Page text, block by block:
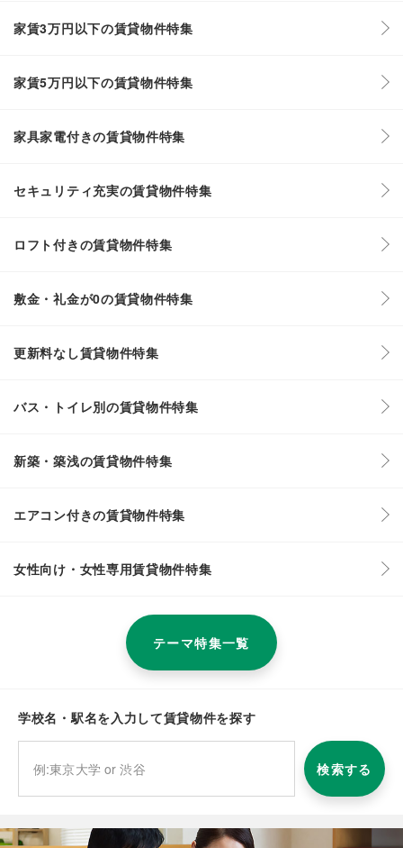
家賃3万円以下の賃貸物件特集
家賃5万円以下の賃貸物件特集
家具家電付きの賃貸物件特集
セキュリティ充実の賃貸物件特集
ロフト付きの賃貸物件特集
敷金・礼金が0の賃貸物件特集
更新料なし賃貸物件特集
バス・トイレ別の賃貸物件特集
新築・築浅の賃貸物件特集
エアコン付きの賃貸物件特集
女性向け・女性専用賃貸物件特集
テーマ特集一覧
学校名・駅名を入力して賃貸物件を探す
検索する